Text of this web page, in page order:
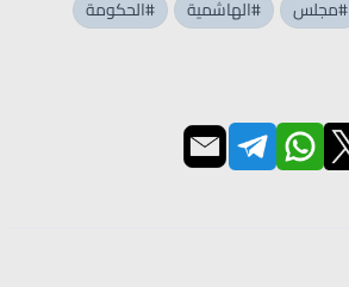
#مجلس #الهاشمية
#الحكومة